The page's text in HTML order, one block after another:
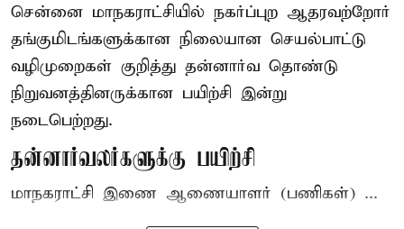
சென்னை மாநகராட்சியில் நகர்ப்புற ஆதரவற்றோர்
தங்குமிடங்களுக்கான நிலையான செயல்பாட்டு
வழிமுறைகள் குறித்து தன்னார்வ தொண்டு
நிறுவனத்தினருக்கான பயிற்சி இன்று
நடைபெற்றது.
தன்னார்வலர்களுக்கு பயிற்சி
மாநகராட்சி இணை ஆணையாளர் (பணிகள்) ...